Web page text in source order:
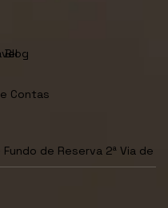
Blog
Contas
Fundo de Reserva